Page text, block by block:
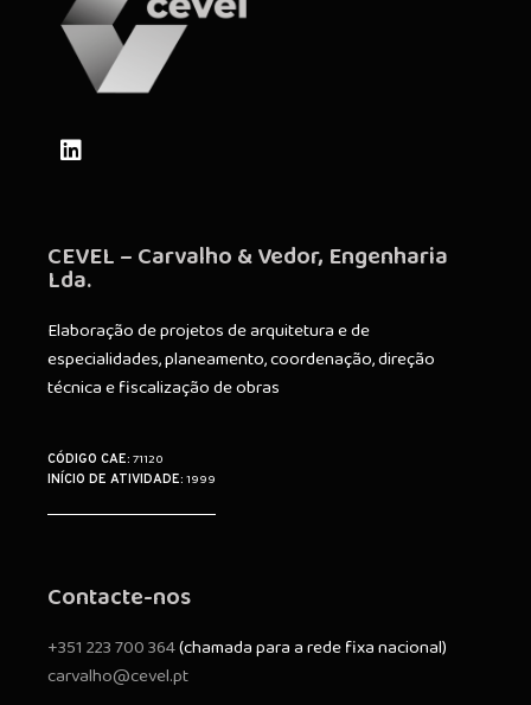
CEVEL – Carvalho & Vedor, Engenharia
Lda.
Elaboração de projetos de arquitetura e de
especialidades, planeamento, coordenação, direção
técnica e fiscalização de obras
CÓDIGO CAE: 71120
INÍCIO DE ATIVIDADE: 1999
Contacte-nos
+351 223 700 364(chamada para a rede fixa nacional)
carvalho@cevel.pt